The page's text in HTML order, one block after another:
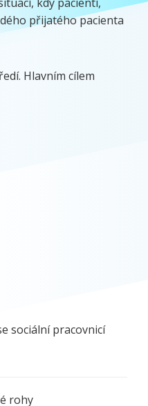
přijatého pacienta
Hlavním cílem
sociální pracovnicí